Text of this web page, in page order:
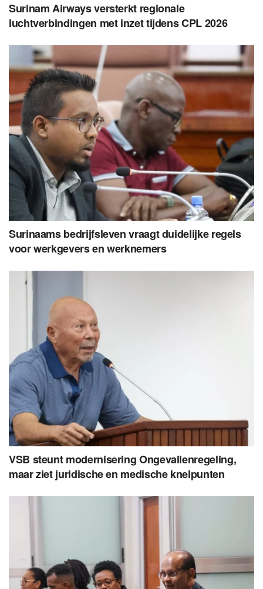
Surinam Airways versterkt regionale
luchtverbindingen met inzet tijdens CPL 2026
Surinaams bedrijfsleven vraagt duidelijke regels
voor werkgevers en werknemers
VSB steunt modernisering Ongevallenregeling,
maar ziet juridische en medische knelpunten